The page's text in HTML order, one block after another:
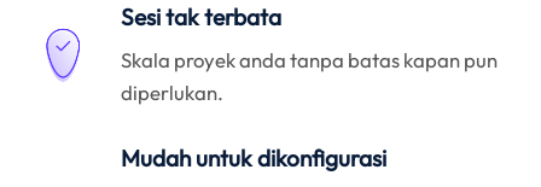
Sesi tak terbata
Skala proyek anda tanpa batas kapan pun
diperlukan.
Mudah untuk dikonfigurasi